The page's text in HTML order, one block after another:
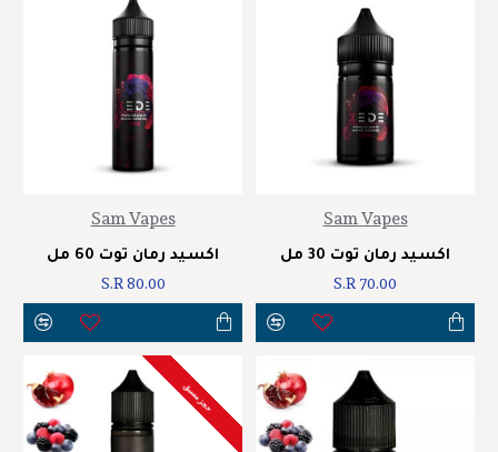
Sam Vapes
اكسيد رمان توت 30 مل
S.R 70.00
Sam Vapes
اكسيد رمان توت 60 مل
S.R 80.00
حجز مسبق